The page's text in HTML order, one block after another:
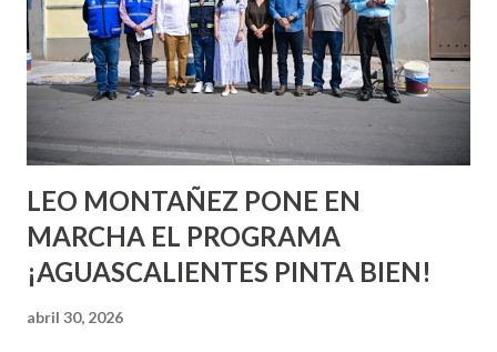
chica y aún no has tenido relaciones sexuales, tal vez
pienses que el sexo será increíble y no puedas esperar para
experimentarlo, pero como cualquier persona con
experiencia te dirá, siempre es mejor cuando ambas partes
son suficientemen...
LEO MONTAÑEZ PONE EN
MARCHA EL PROGRAMA
¡AGUASCALIENTES PINTA BIEN!
abril 30, 2026